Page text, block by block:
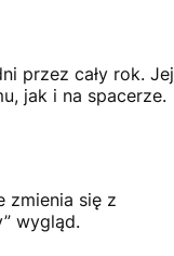
przez cały rok. Jej
jak i na spacerze.
zmienia się z
wygląd.